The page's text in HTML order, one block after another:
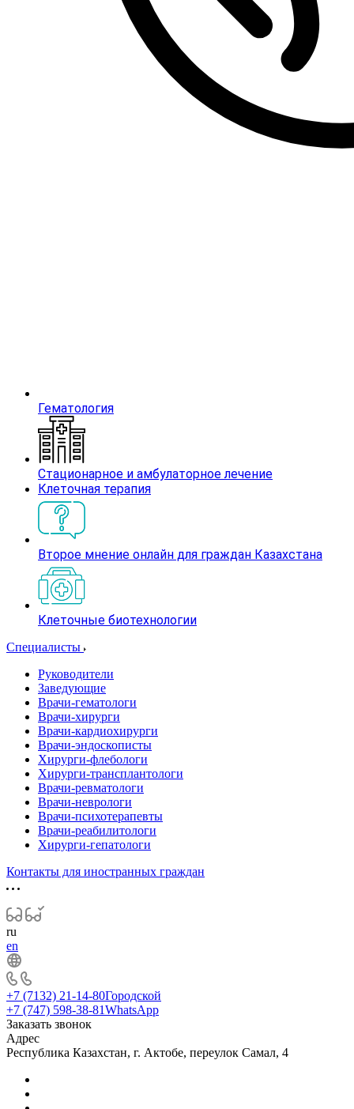
Гематология
Стационарное и амбулаторное лечение
Клеточная терапия
Второе мнение онлайн для граждан Казахстана
Клеточные биотехнологии
Специалисты
Руководители
Заведующие
Врачи-гематологи
Врачи-хирурги
Врачи-кардиохирурги
Врачи-эндоскописты
Хирурги-флебологи
Хирурги-трансплантологи
Врачи-ревматологи
Врачи-неврологи
Врачи-психотерапевты
Врачи-реабилитологи
Хирурги-гепатологи
Контакты для иностранных граждан
ru
en
+7 (7132) 21-14-80Городской
+7 (747) 598-38-81WhatsApp
Заказать звонок
Адрес
Республика Казахстан, г. Актобе, переулок Самал, 4